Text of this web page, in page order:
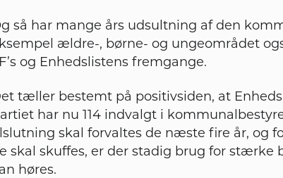
så har mange års udsultning af den
ældre-, børne- og ungeområdet
og Enhedslistens fremgange.
tæller bestemt på positivsiden, at
har nu 114 indvalgt i
skal forvaltes de næste fire år, og
skal skuffes, er der stadig brug for
høres.